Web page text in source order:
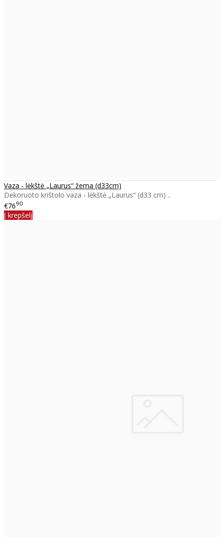
Vaza - lėkštė „Laurus“ žema (d33cm)
Dekoruoto krištolo vaza - lėkštė „Laurus“ (d33 cm) ..
€7690
Į krepšelį